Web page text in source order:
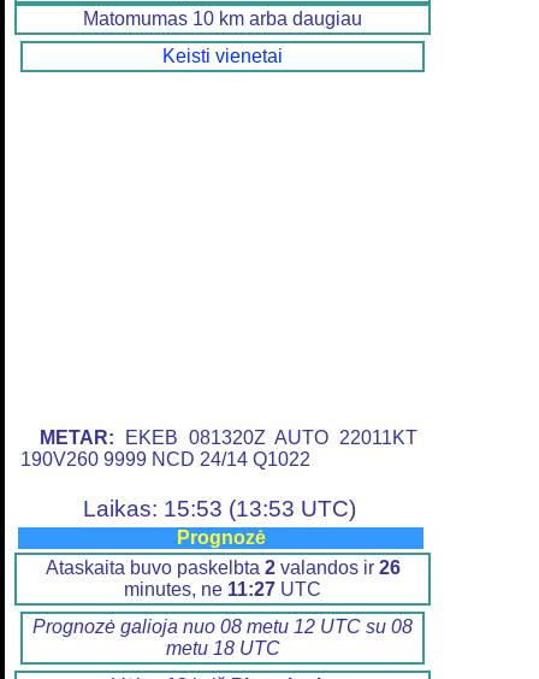
Matomumas 10 km arba daugiau
Keisti vienetai
METAR: EKEB 081320Z AUTO 22011KT
190V260 9999 NCD 24/14 Q1022
Laikas: 15:53 (13:53 UTC)
Prognozė
Ataskaita buvo paskelbta 2valandos ir 26
minutes, ne 11:27 UTC
Prognozė galioja nuo 08 metu 12 UTC su 08
metu 18 UTC